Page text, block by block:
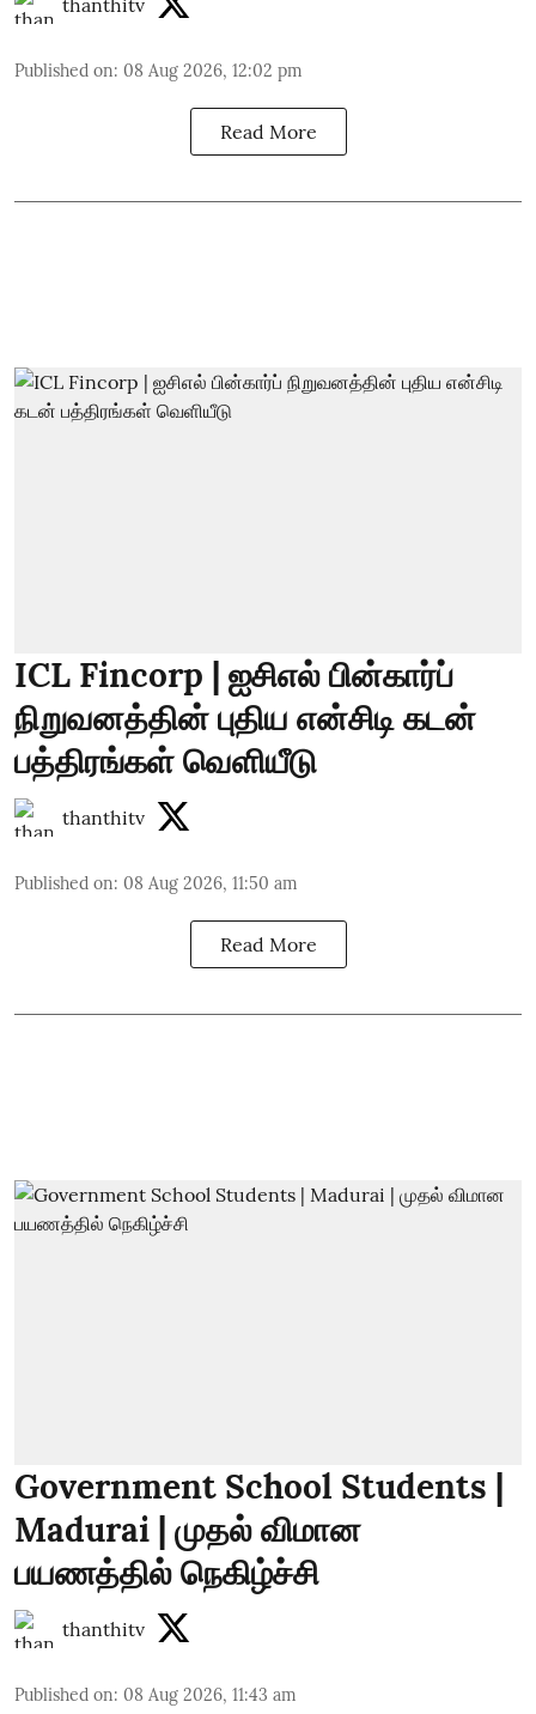
thanthitv
Published on: 08 Aug 2026, 12:02 pm
Read More
ICL Fincorp | ஐசிஎல் பின்கார்ப்
நிறுவனத்தின் புதிய என்சிடி கடன்
பத்திரங்கள் வெளியீடு
thanthitv
Published on: 08 Aug 2026, 11:50 am
Read More
Government School Students |
Madurai | முதல் விமான
பயணத்தில் நெகிழ்ச்சி
thanthitv
Published on: 08 Aug 2026, 11:43 am